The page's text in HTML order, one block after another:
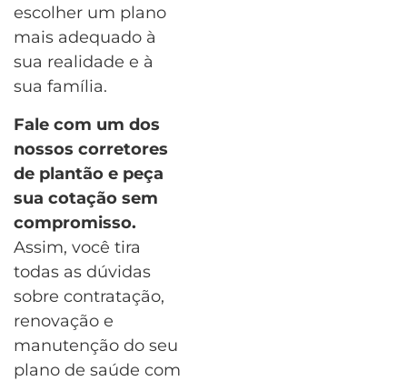
escolher um plano
mais adequado à
sua realidade e à
sua família.
Fale com um dos
nossos corretores
de plantão e peça
sua cotação sem
compromisso.
Assim, você tira
todas as dúvidas
sobre contratação,
renovação e
manutenção do seu
plano de saúde com